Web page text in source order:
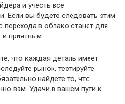
и учесть все
Если вы будете следовать этим
в облако станет для
и приятным.
что каждая деталь имеет
рынок, тестируйте
найдете то, что
вам. Удачи в вашем пути к